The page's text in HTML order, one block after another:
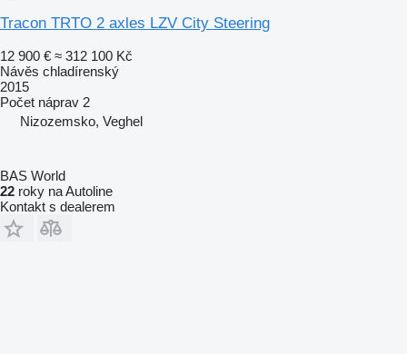
Tracon TRTO 2 axles LZV City Steering
12 900 € ≈ 312 100 Kč
Návěs chladírenský
2015
Počet náprav 2
Nizozemsko, Veghel
BAS World
22 roky na Autoline
Kontakt s dealerem